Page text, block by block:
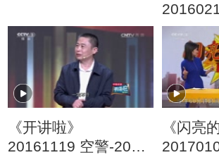
《开讲啦》
20161119 空警-2000
《闪亮